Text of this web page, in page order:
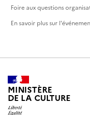
Foire aux questions
En savoir plus sur
MINISTÈRE
DE LA CULTURE